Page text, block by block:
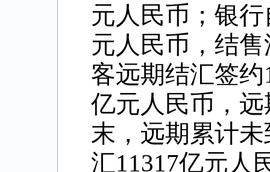
元人民币；银
元人民币，结
客远期结汇签
亿元人民币，
末，远期累计
汇11317亿元人